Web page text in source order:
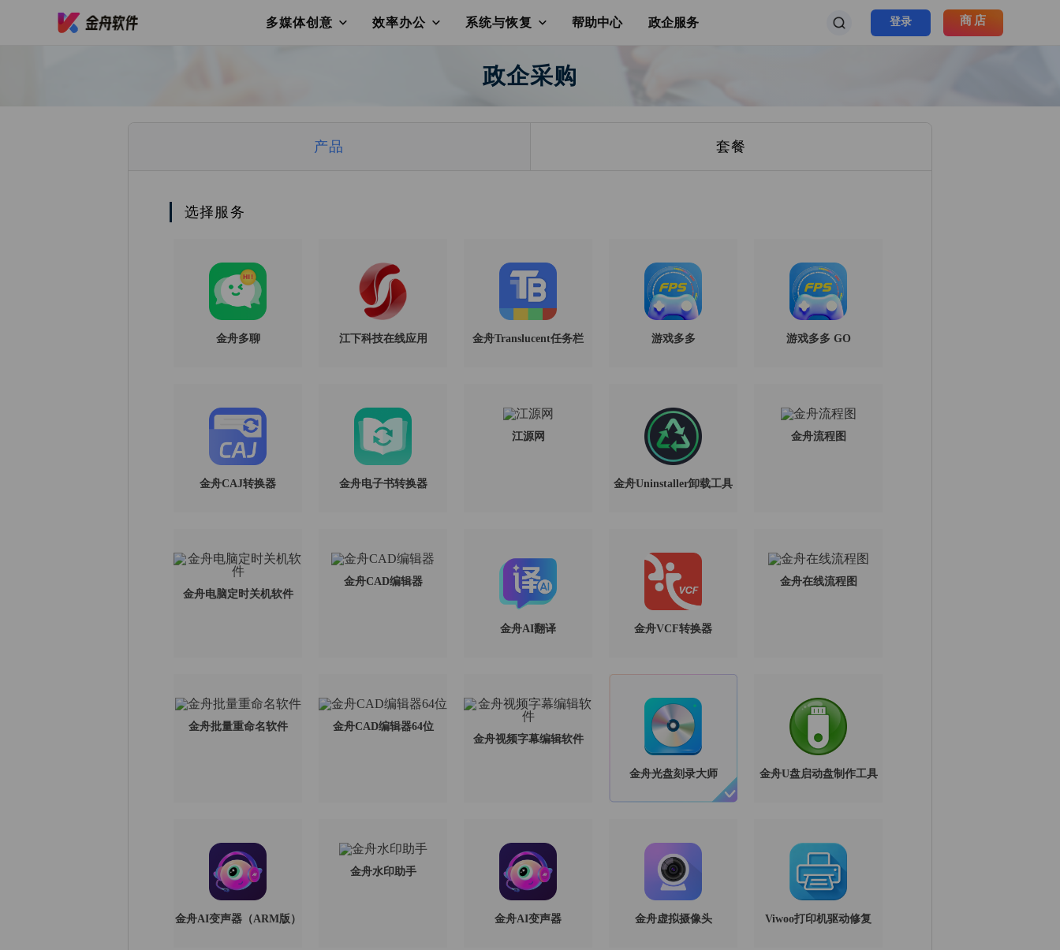
多媒体创意 效率办公 系统与恢复 帮助中心 政企服务 登录 商店
政企采购
产品 套餐
选择服务
金舟多聊 江下科技在线应用 金舟Translucent任务栏 游戏多多 游戏多多 GO
金舟CAJ转换器 金舟电子书转换器
江源网
金舟Uninstaller卸载工具
金舟流程图
金舟电脑定时关机软件
金舟CAD编辑器
金舟AI翻译 金舟VCF转换器
金舟在线流程图
金舟批量重命名软件
金舟CAD编辑器64位
金舟视频字幕编辑软件
金舟光盘刻录大师 金舟U盘启动盘制作工具
金舟AI变声器（ARM版）
金舟水印助手
金舟AI变声器 金舟虚拟摄像头 Viwoo打印机驱动修复